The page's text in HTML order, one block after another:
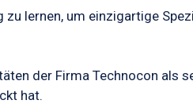
lernen, um einzigartige
der Firma Technocon als
hat.